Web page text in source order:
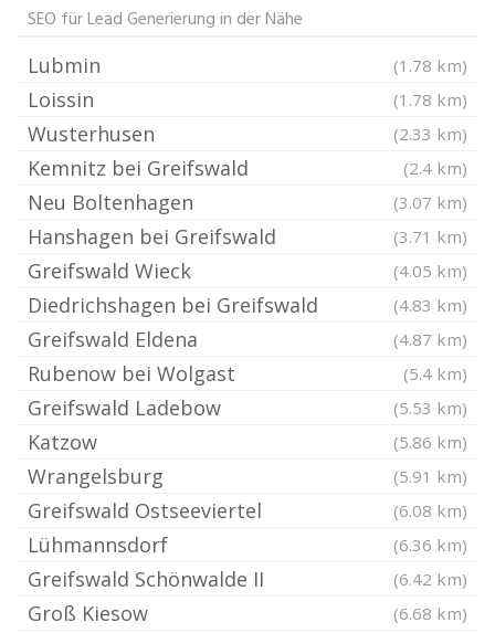
SEO für Lead Generierung in der Nähe
Lubmin (1.78 km)
Loissin (1.78 km)
Wusterhusen (2.33 km)
Kemnitz bei Greifswald (2.4 km)
Neu Boltenhagen (3.07 km)
Hanshagen bei Greifswald (3.71 km)
Greifswald Wieck (4.05 km)
Diedrichshagen bei Greifswald (4.83 km)
Greifswald Eldena (4.87 km)
Rubenow bei Wolgast (5.4 km)
Greifswald Ladebow (5.53 km)
Katzow (5.86 km)
Wrangelsburg (5.91 km)
Greifswald Ostseeviertel (6.08 km)
Lühmannsdorf (6.36 km)
Greifswald Schönwalde II (6.42 km)
Groß Kiesow (6.68 km)